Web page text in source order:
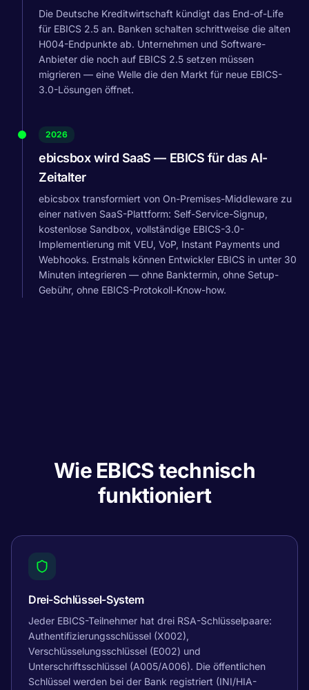
Die Deutsche Kreditwirtschaft kündigt das End-of-Life
für EBICS 2.5 an. Banken schalten schrittweise die alten
H004-Endpunkte ab. Unternehmen und Software-
Anbieter die noch auf EBICS 2.5 setzen müssen
migrieren — eine Welle die den Markt für neue EBICS-
3.0-Lösungen öffnet.
2026
ebicsbox wird SaaS — EBICS für das AI-
Zeitalter
ebicsbox transformiert von On-Premises-Middleware zu
einer nativen SaaS-Plattform: Self-Service-Signup,
kostenlose Sandbox, vollständige EBICS-3.0-
Implementierung mit VEU, VoP, Instant Payments und
Webhooks. Erstmals können Entwickler EBICS in unter 30
Minuten integrieren — ohne Banktermin, ohne Setup-
Gebühr, ohne EBICS-Protokoll-Know-how.
Wie EBICS technisch
funktioniert
Drei-Schlüssel-System
Jeder EBICS-Teilnehmer hat drei RSA-Schlüsselpaare:
Authentifizierungsschlüssel (X002),
Verschlüsselungsschlüssel (E002) und
Unterschriftsschlüssel (A005/A006). Die öffentlichen
Schlüssel werden bei der Bank registriert (INI/HIA-